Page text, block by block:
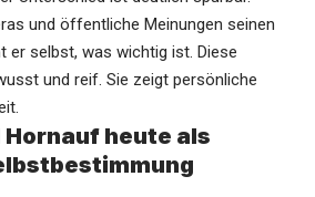
und öffentliche Meinungen seinen
er selbst, was wichtig ist. Diese
und reif. Sie zeigt persönliche
heute als